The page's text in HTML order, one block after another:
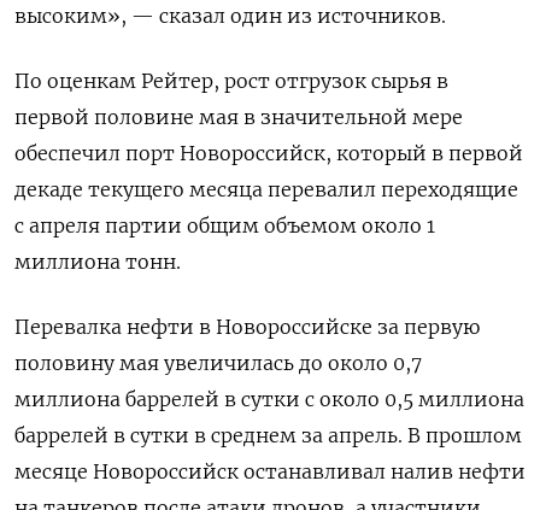
высоким», — сказал один из источников.
По оценкам Рейтер, рост отгрузок сырья в
первой половине мая в ‌значительной мере
обеспечил порт Новороссийск, который в первой
декаде текущего месяца перевалил переходящие
с апреля партии общим объемом около 1
миллиона тонн.
Перевалка нефти в Новороссийске за первую
половину ​мая увеличилась до около 0,7 ​
миллиона баррелей в сутки ‌с около 0,5 миллиона
баррелей в сутки в среднем за апрель. В прошлом
месяце Новороссийск останавливал ​налив нефти